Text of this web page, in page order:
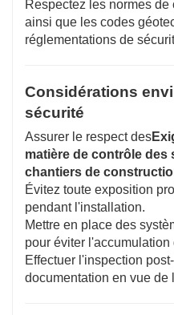
Respectez les normes
ainsi que les codes
réglementations de
Considérations
sécurité
Assurer le respect des
matière de contrôle des
chantiers de
Évitez toute exposition
pendant l'installation.
Mettre en place des
pour éviter
Effectuer l'inspection
documentation en vue de